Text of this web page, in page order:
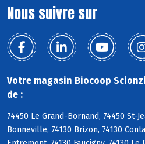
Nous suivre sur
Votre magasin Biocoop
de :
74450 Le Grand-Bornand, 74450 St-
Bonneville, 74130 Brizon, 74130